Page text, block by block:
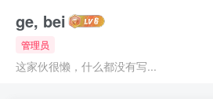
ge, bei
管理员
这家伙很懒，什么都没有写...